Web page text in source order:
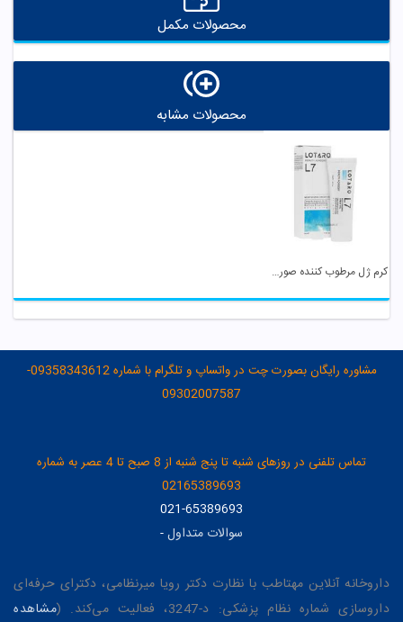
محصولات مکمل
محصولات مشابه
کرم ژل مرطوب کننده صورت لوتارو
مشاوره رایگان بصورت چت در واتساپ و تلگرام با شماره 09358343612-
09302007587
تماس تلفنی در روزهای شنبه تا پنج شنبه از 8 صبح تا 4 عصر به شماره
02165389693
021-65389693
سوالات متداول-
داروخانه آنلاین مهتاطب با نظارت دکتر رویا میرنظامی، دکترای حرفه‌ای
داروسازی شماره نظام پزشکی: د-3247، فعالیت می‌کند. (
مشاهده